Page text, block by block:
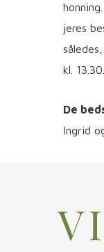
jeres
kl.
De
Ingrid